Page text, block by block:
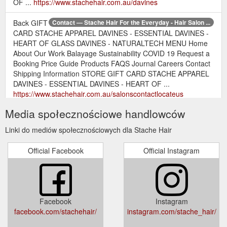
Contact — Stache Hair For the Everyday - Hair Salon ...
Back GIFT
CARD STACHE APPAREL DAVINES - ESSENTIAL DAVINES -
HEART OF GLASS DAVINES - NATURALTECH MENU Home
About Our Work Balayage Sustainability COVID 19 Request a
Booking Price Guide Products FAQS Journal Careers Contact
Shipping Information STORE GIFT CARD STACHE APPAREL
DAVINES - ESSENTIAL DAVINES - HEART OF ...
https://www.stachehair.com.au/salonscontactlocateus
DAVINES -NATURALTECH — Stache Hair For the Everyday - Hair ...
Back GIFT CARD STACHE APPAREL DAVINES - ESSENTIAL
DAVINES - HEART OF GLASS DAVINES - NATURALTECH
MENU Home About Our Work Balayage Sustainability COVID
19 Request a Booking Price Guide Products FAQS Journal
Careers Contact Shipping Information STORE GIFT CARD
STACHE APPAREL DAVINES - ESSENTIAL DAVINES - HEART
https://www.stachehair.com.au/davines-1
STACHE HAIR - Level 1/158 Lygon Street, Brunswick East ...
"STACHE hair is a highly regarded Boutique Hair Salon
Media społecznościowe handlowców
Linki do mediów społecznościowych dla Stache Hair
Official Facebook
Facebook
facebook.com/stachehair/
Official Instagram
Instagram
instagram.com/stache_hair/